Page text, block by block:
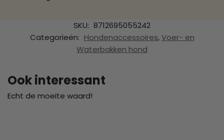
SKU: 8712695055242
Categorieën: Hondenaccessoires,Voer- en
Waterbakken hond
Ook interessant
Echt de moeite waard!